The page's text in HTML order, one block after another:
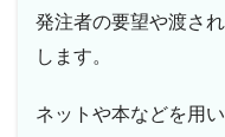
発注者の要望や渡さ
します。
ネットや本などを用